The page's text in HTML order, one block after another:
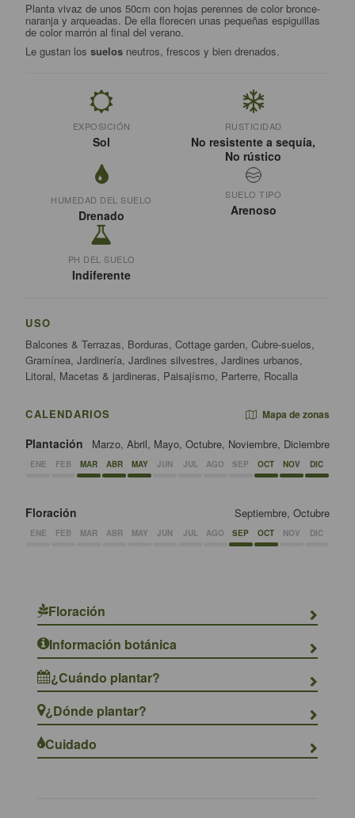
Planta vivaz de unos 50cm con hojas perennes de color bronce-
naranja y arqueadas. De ella florecen unas pequeñas espiguillas
de color marrón al final del verano.
Le gustan lossuelos neutros, frescos y bien drenados.
EXPOSICIÓN
Sol
RUSTICIDAD
No resistente a sequía,
No rústico
HUMEDAD DEL SUELO
Drenado
SUELO TIPO
Arenoso
PH DEL SUELO
Indiferente
USO
Balcones & Terrazas, Borduras, Cottage garden, Cubre-suelos,
Gramínea, Jardinería, Jardines silvestres, Jardines urbanos,
Litoral, Macetas & jardineras, Paisajísmo, Parterre, Rocalla
CALENDARIOS Mapa de zonas
Plantación Marzo, Abril, Mayo, Octubre, Noviembre, Diciembre
ENE FEB MAR ABR MAY JUN JUL AGO SEP OCT NOV DIC
Floración Septiembre, Octubre
ENE FEB MAR ABR MAY JUN JUL AGO SEP OCT NOV DIC
Floración
Información botánica
¿Cuándo plantar?
¿Dónde plantar?
Cuidado